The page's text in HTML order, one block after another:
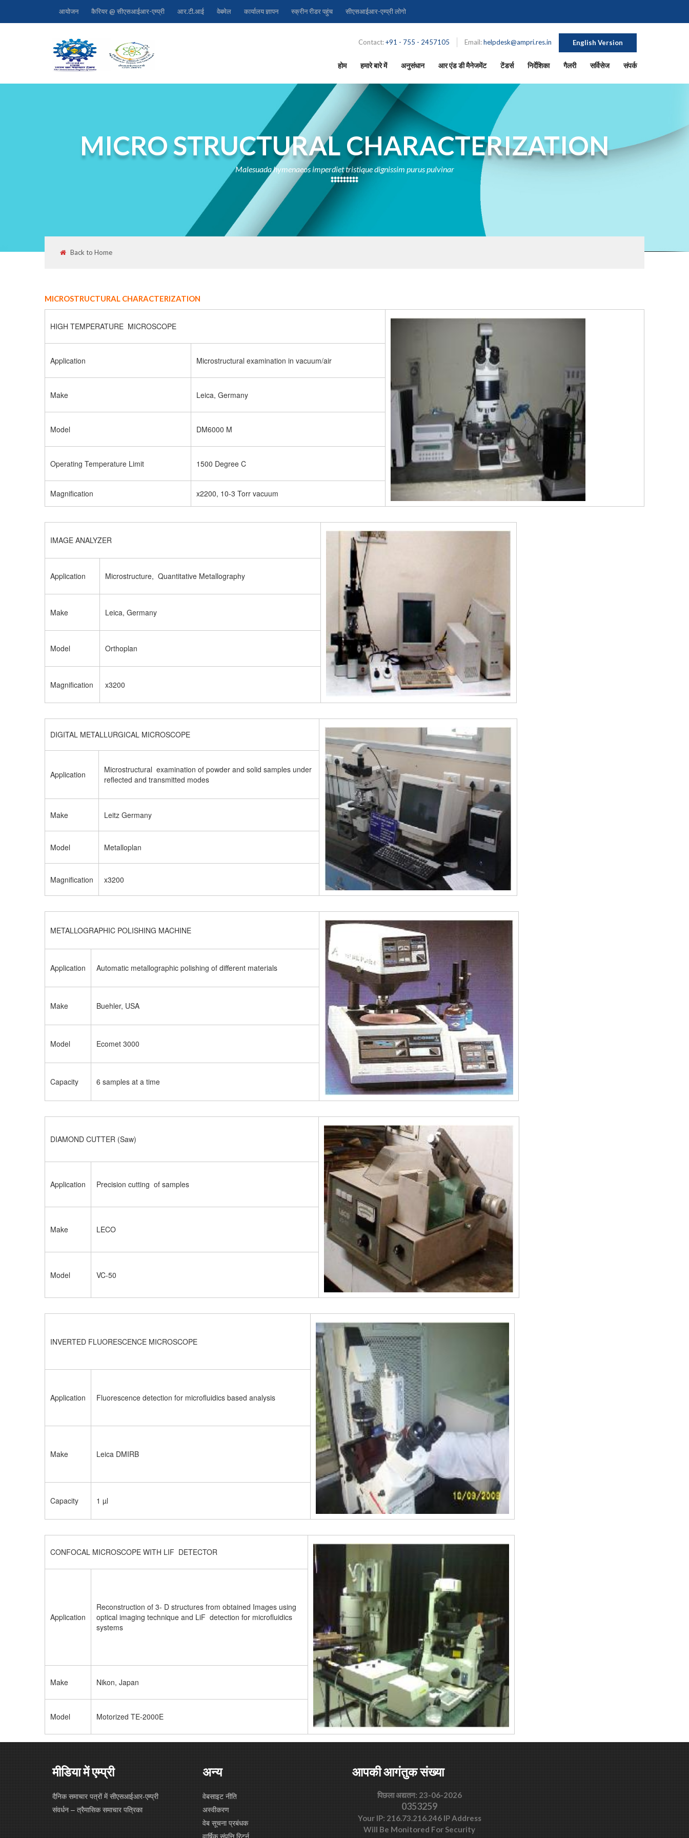
आयोजन कैरियर @ सीएसआईआर-एम्प्री आर.टी.आई वेबमेल कार्यालय ज्ञापन स्क्रीन रीडर पहुंच सीएसआईआर-एम्प्री लोगो
English Version
Contact:+91 - 755 - 2457105 Email:helpdesk@ampri.res.in
होम हमारे बारे में अनुसंधान आर एंड डी मैनेजमेंट टेंडर्स निर्देशिका गैलरी सर्विसेज संपर्क
MICRO STRUCTURAL CHARACTERIZATION
Malesuada hymenaeos imperdiet tristique dignissim purus pulvinar
Back to Home
MICROSTRUCTURAL CHARACTERIZATION
HIGH TEMPERATURE MICROSCOPE
Application Microstructural examination in vacuum/air
Make Leica, Germany
Model DM6000 M
Operating Temperature Limit 1500 Degree C
Magnification x2200, 10-3 Torr vacuum
IMAGE ANALYZER
Application Microstructure, Quantitative Metallography
Make Leica, Germany
Model Orthoplan
Magnification x3200
DIGITAL METALLURGICAL MICROSCOPE
Application
Microstructural examination of powder and solid samples under
reflected and transmitted modes
Make Leitz Germany
Model Metalloplan
Magnification x3200
METALLOGRAPHIC POLISHING MACHINE
Application Automatic metallographic polishing of different materials
Make Buehler, USA
Model Ecomet 3000
Capacity 6 samples at a time
DIAMOND CUTTER (Saw)
Application Precision cutting of samples
Make LECO
Model VC-50
INVERTED FLUORESCENCE MICROSCOPE
Application Fluorescence detection for microfluidics based analysis
Make Leica DMIRB
Capacity 1 µl
CONFOCAL MICROSCOPE WITH LIF DETECTOR
Application
Reconstruction of 3- D structures from obtained Images using
optical imaging technique and LiF detection for microfluidics
systems
Make Nikon, Japan
Model Motorized TE-2000E
मीडिया में एम्प्री
दैनिक समाचार पत्रों में सीएसआईआर-एम्प्री
संवर्धन – त्रैमासिक समाचार पत्रिका
अन्य
वेबसाइट नीति
अस्वीकरण
वेब सूचना प्रबंधक
वार्षिक संपत्ति रिटर्न
आपकी आगंतुक संख्या
पिछला अद्यतन: 23-06-2026
0353259
Your IP: 216.73.216.246 IP Address
Will Be Monitored For Security